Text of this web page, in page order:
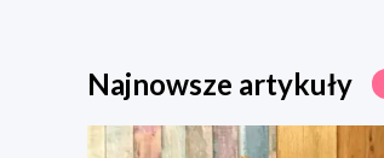
Najnowsze artykuły